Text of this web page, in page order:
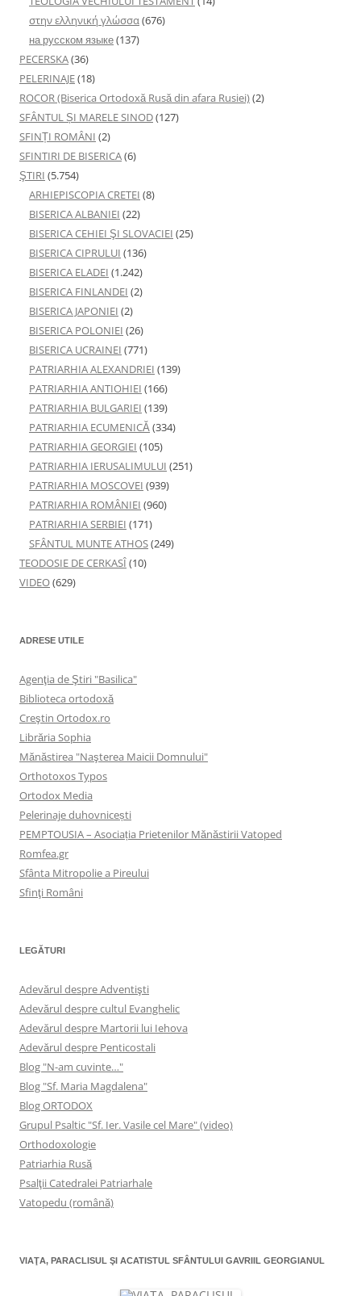
στην ελληνική γλώσσα(676)
на русском языке(137)
PECERSKA(36)
PELERINAJE(18)
ROCOR (Biserica Ortodoxă Rusă din afara Rusiei)(2)
SFÂNTUL ȘI MARELE SINOD(127)
SFINȚI ROMÂNI (2)
SFINTIRI DE BISERICA(6)
ŞTIRI (5.754)
ARHIEPISCOPIA CRETEI (8)
BISERICA ALBANIEI (22)
BISERICA CEHIEI ŞI SLOVACIEI (25)
BISERICA CIPRULUI (136)
BISERICA ELADEI (1.242)
BISERICA FINLANDEI (2)
BISERICA JAPONIEI (2)
BISERICA POLONIEI (26)
BISERICA UCRAINEI (771)
PATRIARHIA ALEXANDRIEI (139)
PATRIARHIA ANTIOHIEI (166)
PATRIARHIA BULGARIEI (139)
PATRIARHIA ECUMENICĂ(334)
PATRIARHIA GEORGIEI (105)
PATRIARHIA IERUSALIMULUI (251)
PATRIARHIA MOSCOVEI (939)
PATRIARHIA ROMÂNIEI (960)
PATRIARHIA SERBIEI (171)
SFÂNTUL MUNTE ATHOS(249)
TEODOSIE DE CERKASÎ(10)
VIDEO(629)
ADRESE UTILE
Agenţia de Ştiri "Basilica"
Biblioteca ortodoxă
Creştin Ortodox.ro
Librăria Sophia
Mănăstirea "Naşterea Maicii Domnului"
Orthotoxos Typos
Ortodox Media
Pelerinaje duhovnicești
PEMPTOUSIA – Asociația Prietenilor Mănăstirii Vatoped
Romfea.gr
Sfânta Mitropolie a Pireului
Sfinţi Români
LEGĂTURI
Adevărul despre Adventişti
Adevărul despre cultul Evanghelic
Adevărul despre Martorii lui Iehova
Adevărul despre Penticostali
Blog "N-am cuvinte…"
Blog "Sf. Maria Magdalena"
Blog ORTODOX
Grupul Psaltic "Sf. Ier. Vasile cel Mare" (video)
Orthodoxologie
Patriarhia Rusă
Psalţii Catedralei Patriarhale
Vatopedu (română)
VIAŢA, PARACLISUL ŞI ACATISTUL SFÂNTULUI GAVRIIL GEORGIANUL